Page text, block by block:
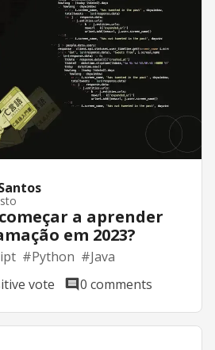
a aprender
em 2023?
#Python #Java
vote
0 comments